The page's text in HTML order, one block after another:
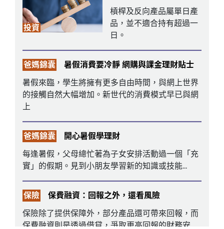
投資
槓桿及反向產品屬單日產
品，並不適合持有超過一
日。
爸媽錦囊
暑假消費要冷靜 網購與課金理財貼士
暑假來臨，學生將擁有更多自由時間，與網上世界
的接觸自然大幅增加。新世代的消費模式早已與網
上
爸媽錦囊
開心暑假學理財
每逢暑假，父母總忙著為子女安排活動過一個「充
實」的假期。見到小朋友學習新的知識或技能...
保險
保費融資：回報之外，還看風險
保險除了提供保障外，部分產品還可帶來回報，而
保費融資則是透過借貸，爭取更高回報的財務安